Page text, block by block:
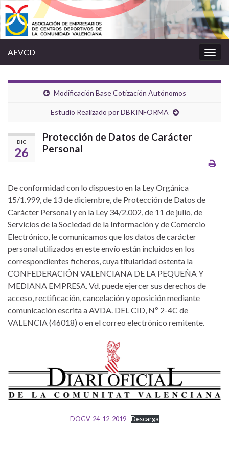
la
AEVCD
Modificación Base Cotización Autónomos
Estudio Realizado por DBKINFORMA
DIC
26
Protección de Datos de Carácter
Personal
De conformidad con lo dispuesto en la Ley Orgánica
15/1.999, de 13 de diciembre, de Protección de Datos de
Carácter Personal y en la Ley 34/2.002, de 11 de julio, de
Servicios de la Sociedad de la Información y de Comercio
Electrónico, le comunicamos que los datos de carácter
personal utilizados en este envío están incluidos en los
correspondientes ficheros, cuya titularidad ostenta la
CONFEDERACIÓN VALENCIANA DE LA PEQUEÑA Y
MEDIANA EMPRESA. Vd. puede ejercer sus derechos de
acceso, rectificación, cancelación y oposición mediante
comunicación escrita a AVDA. DEL CID, Nº 2-4C de
VALENCIA (46018) o en el correo electrónico remitente.
DOGV-24-12-2019 Descarga